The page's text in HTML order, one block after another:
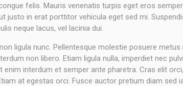
felis. Mauris venenatis turpis eget eros
justo in erat porttitor vehicula eget sed mi.
neque lacus, vel lacinia dui.
ligula nunc. Pellentesque molestie posuere
non libero. Etiam ligula nulla, imperdiet nec
enim interdum et semper ante pharetra. Cras elit
at egestas orci. Fusce auctor pretium diam sed